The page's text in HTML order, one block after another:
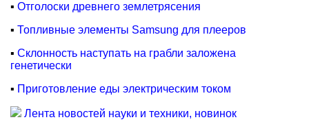
▪ Отголоски древнего землетрясения
▪ Топливные элементы Samsung для плееров
▪ Склонность наступать на грабли заложена
генетически
▪ Приготовление еды электрическим током
Лента новостей науки и техники, новинок